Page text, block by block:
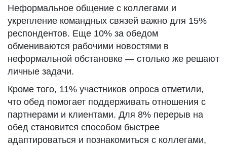
Неформальное общение с коллегами и
укрепление командных связей важно для 15%
респондентов. Еще 10% за обедом
обмениваются рабочими новостями в
неформальной обстановке — столько же решают
личные задачи.
Кроме того, 11% участников опроса отметили,
что обед помогает поддерживать отношения с
партнерами и клиентами. Для 8% перерыв на
обед становится способом быстрее
адаптироваться и познакомиться с коллегами,